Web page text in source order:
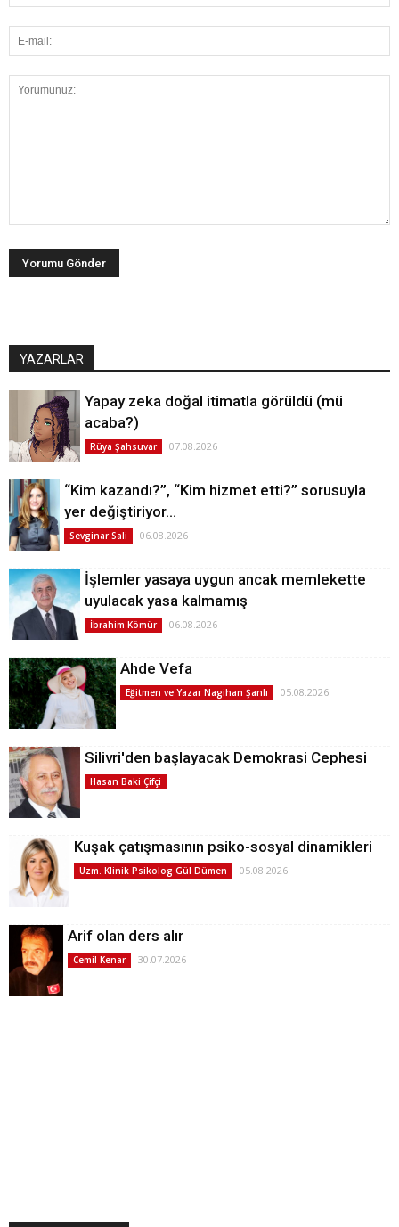
YAZARLAR
Yapay zeka doğal itimatla görüldü (mü
acaba?)
Rüya Şahsuvar 07.08.2026
“Kim kazandı?”, “Kim hizmet etti?” sorusuyla
yer değiştiriyor…
Sevginar Sali 06.08.2026
İşlemler yasaya uygun ancak memlekette
uyulacak yasa kalmamış
İbrahim Kömür 06.08.2026
Ahde Vefa
Eğitmen ve Yazar Nagihan Şanlı 05.08.2026
Silivri'den başlayacak Demokrasi Cephesi
Hasan Baki Çifçi
Kuşak çatışmasının psiko-sosyal dinamikleri
Uzm. Klinik Psikolog Gül Dümen 05.08.2026
Arif olan ders alır
Cemil Kenar 30.07.2026